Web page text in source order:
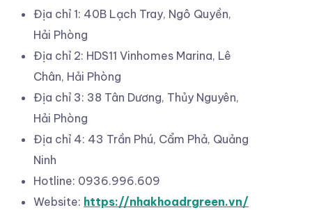
Địa chỉ 1: 40B Lạch Tray, Ngô Quyền,
Hải Phòng
Địa chỉ 2: HDS11 Vinhomes Marina, Lê
Chân, Hải Phòng
Địa chỉ 3: 38 Tân Dương, Thủy Nguyên,
Hải Phòng
Địa chỉ 4: 43 Trần Phú, Cẩm Phả, Quảng
Ninh
Hotline: 0936.996.609
Website: https://nhakhoadrgreen.vn/